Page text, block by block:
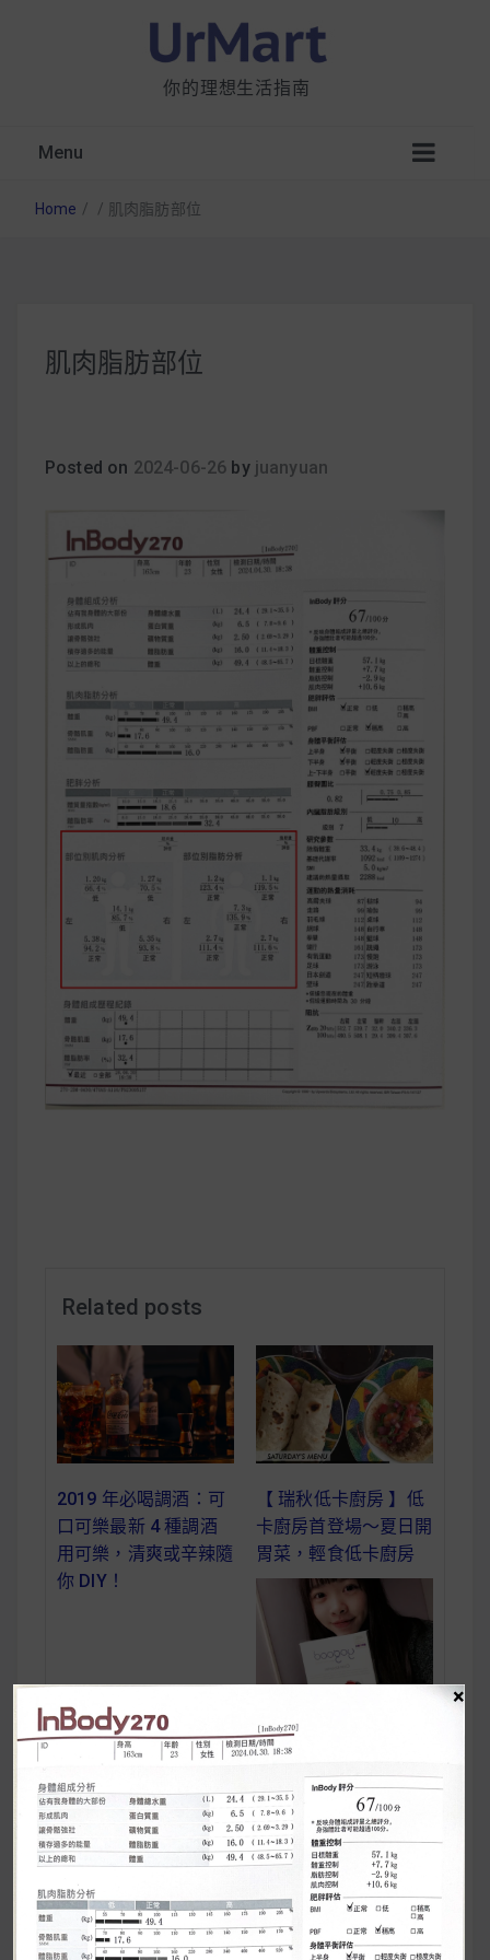
你的理想生活指南
Menu
析：成分、營養價值及其優缺點
簡單料理
健身重訓菜單
運動健身飲食建議
2020 年最新蛋白粉終極指南，讓你一次搞
七大經典健身疑問，不要再被這些問題困擾
減醣食材推薦
減醣料理食譜
Home / / 肌肉脂肪部位
肌肉脂肪部位
Posted on 2024-06-26 by juanyuan
Related posts
2019 年必喝調酒：可
口可樂最新 4 種調酒
用可樂，清爽或辛辣隨
你 DIY！
【 瑞秋低卡廚房 】低
卡廚房首登場～夏日開
胃菜，輕食低卡廚房
【 麥片女孩 Shin 】減
肥的好幫手，優纖綜合
莓果燕麥片 yogood !!
文 BMI正常也可能是
泡芙人 ？快測
×